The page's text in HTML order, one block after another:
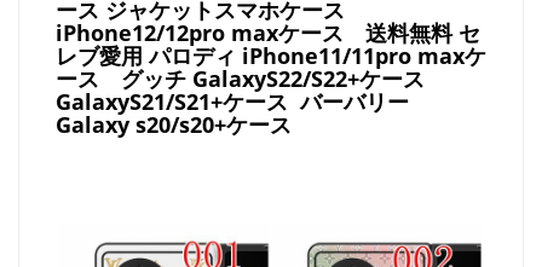
ース ジャケットスマホケース
iPhone12/12pro maxケース 送料無料 セ
レブ愛用 パロディ iPhone11/11pro maxケ
ース グッチ GalaxyS22/S22+ケース
GalaxyS21/S21+ケース バーバリー
Galaxy s20/s20+ケース